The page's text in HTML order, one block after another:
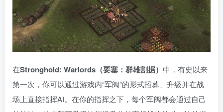
在Stronghold: Warlords（要塞：群雄割据） 中，有史以来
第一次，你可以通过游戏内“军阀”的形式招募、升级并在战
场上直接指挥AI。在你的指挥之下，每个军阀都会通过自己